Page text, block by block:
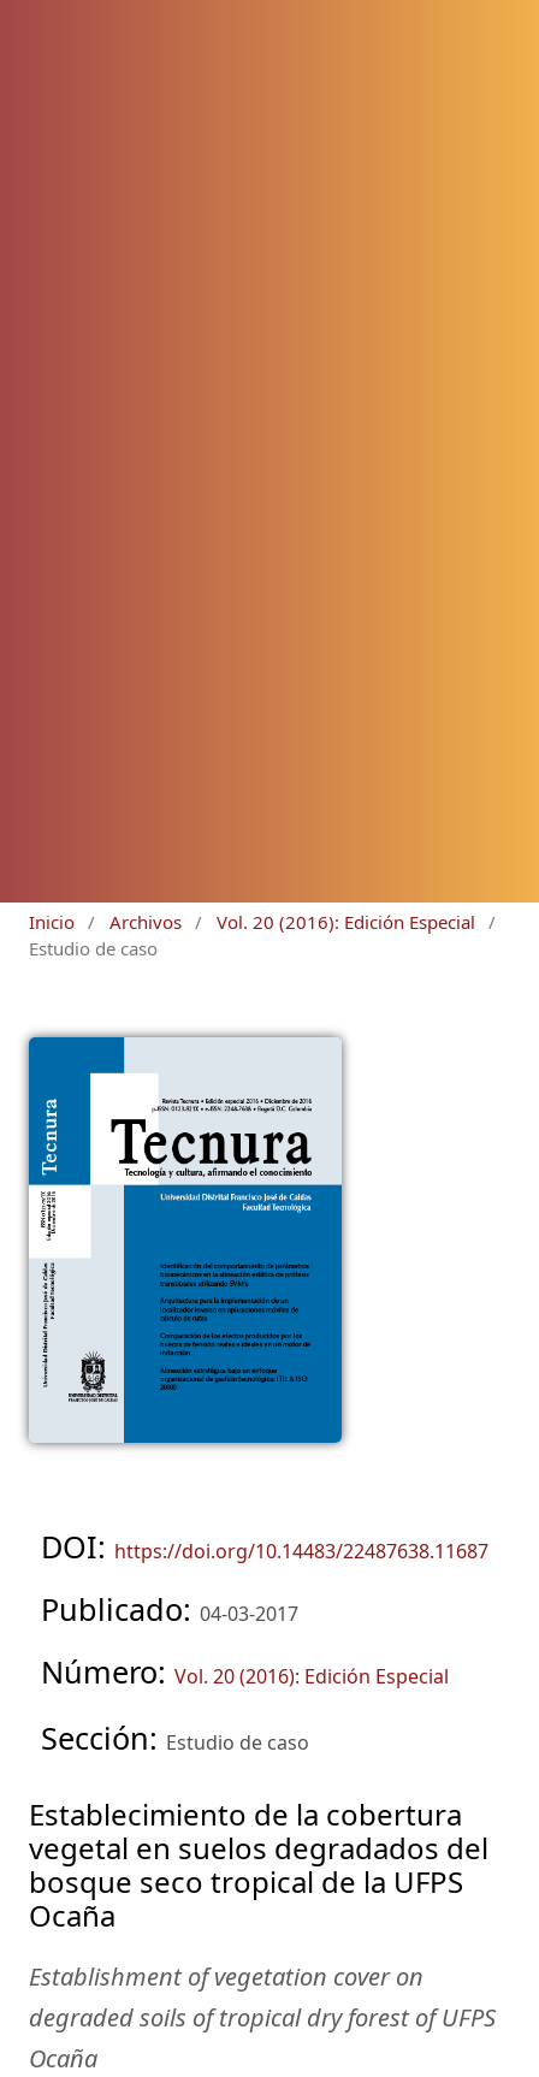
Inicio / Archivos / Vol. 20 (2016): Edición Especial
/
Estudio de caso
DOI: https://doi.org/10.14483/22487638.11687
Publicado: 04-03-2017
Número: Vol. 20 (2016): Edición Especial
Sección: Estudio de caso
Establecimiento de la cobertura
vegetal en suelos degradados del
bosque seco tropical de la UFPS
Ocaña
Establishment of vegetation cover on
degraded soils of tropical dry forest of UFPS
Ocaña